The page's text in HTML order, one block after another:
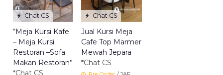
Chat CS
“Meja Kursi Kafe
– Meja Kursi
Restoran –Sofa
Makan Restoran”
*Chat CS
Chat CS
Jual Kursi Meja
Cafe Top Marmer
Mewah Jepara
*Chat CS